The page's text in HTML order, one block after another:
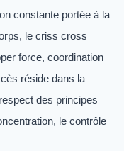
constante portée à la
le criss cross
force, coordination
réside dans la
des principes
le contrôle